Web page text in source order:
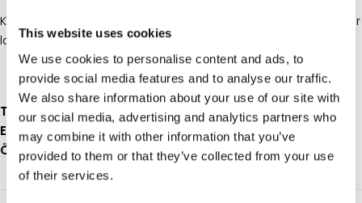
This website uses cookies
We use cookies to personalise content and ads, to
provide social media features and to analyse our traffic.
We also share information about your use of our site with
our social media, advertising and analytics partners who
may combine it with other information that you’ve
provided to them or that they’ve collected from your use
of their services.
Klicka på
för information om våra hyresvillkor eller
ladda ner pdfen
Telefon:08-50 000 450(tryck 1 i växelmenyn)
E-post: info@table.se
Öppettider:Måndag – fredag 08.00 – 17.00